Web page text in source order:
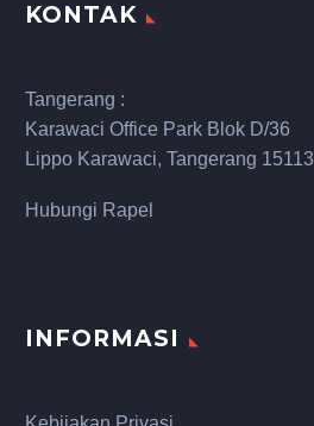
KONTAK
Tangerang :
Karawaci Office Park Blok D/36
Lippo Karawaci, Tangerang 15113
Hubungi Rapel
INFORMASI